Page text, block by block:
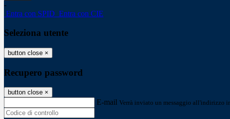
-
Entra con SPID Entra con CIE
Seleziona utente
button close ×
Recupero password
button close ×
E-mail Verrà inviato un messaggio all'indirizzo